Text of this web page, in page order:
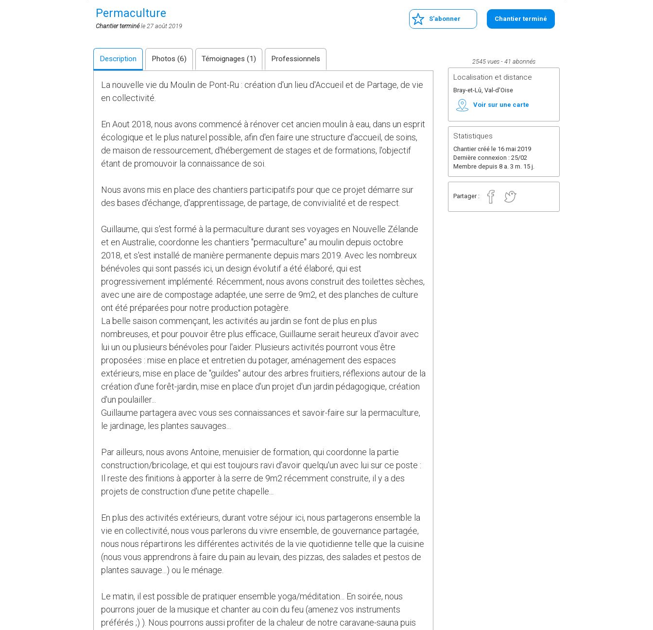
Permaculture
Chantier terminéle 27 août 2019
S'abonner Chantier terminé
2545 vues 41 abonnés
Localisation et distance
Bray-et-Lû, Val-d'Oise
Voir sur une carte
Statistiques
Chantier créé le 16 mai 2019
Dernière connexion : 25/02
Membre depuis 8 a. 3 m. 15 j.
Partager :
Description Photos (6) Témoignages (1) Professionnels
La nouvelle vie du Moulin de Pont-Ru : création d'un lieu d'Accueil et de Partage, de vie
en collectivité.
En Aout 2018, nous avons commencé à rénover cet ancien moulin à eau, dans un esprit
écologique et le plus naturel possible, afin d'en faire une structure d'accueil, de soins,
de maison de ressourcement, d'hébergement de stages et de formations, l'objectif
étant de promouvoir la connaissance de soi.
Nous avons mis en place des chantiers participatifs pour que ce projet démarre sur
des bases d'échange, d'apprentissage, de partage, de convivialité et de respect.
Guillaume, qui s'est formé à la permaculture durant ses voyages en Nouvelle Zélande
et en Australie, coordonne les chantiers "permaculture" au moulin depuis octobre
2018, et s'est installé de manière permanente depuis mars 2019. Avec les nombreux
bénévoles qui sont passés ici, un design évolutif a été élaboré, qui est
progressivement implémenté. Récemment, nous avons construit des toilettes sèches,
avec une aire de compostage adaptée, une serre de 9m2, et des planches de culture
ont été préparées pour notre production potagère.
La belle saison commençant, les activités au jardin se font de plus en plus
nombreuses, et pour pouvoir être plus efficace, Guillaume serait heureux d'avoir avec
lui un ou plusieurs bénévoles pour l'aider. Plusieurs activités pourront vous être
proposées : mise en place et entretien du potager, aménagement des espaces
extérieurs, mise en place de "guildes" autour des arbres fruitiers, réflexions autour de la
création d'une forêt-jardin, mise en place d'un projet d'un jardin pédagogique, création
d'un poulailler...
Guillaume partagera avec vous ses connaissances et savoir-faire sur la permaculture,
le jardinage, les plantes sauvages...
Par ailleurs, nous avons Antoine, menuisier de formation, qui coordonne la partie
construction/bricolage, et qui est toujours ravi d'avoir quelqu'un avec lui sur ce poste :
Il reste des finitions à apporter à la serre de 9m2 récemment construite, il y a des
projets de construction d'une petite chapelle...
En plus des activités extérieurs, durant votre séjour ici, nous partagerons ensemble la
vie en collectivité, nous vous parlerons du vivre ensemble, de gouvernance partagée,
nous nous répartirons les différentes activités de la vie quotidienne telle que la cuisine
(nous vous apprendrons à faire du pain au levain, des pizzas, des salades et pestos de
plantes sauvage...) ou le ménage.
Le matin, il est possible de pratiquer ensemble yoga/méditation... En soirée, nous
pourrons jouer de la musique et chanter au coin du feu (amenez vos instruments
préférés ;) ). Nous pourrons aussi profiter de la chaleur de notre caravane-sauna puis